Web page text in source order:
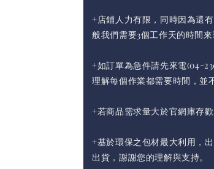
+店鋪人力有限，同時因為還
般我們需要3個工作天的時間來
+如訂單為急件請先來電(04-
理解每個作業都需要時間，並
+若商品需求量大於官網庫存歡
+基於環保之包材最大利用，
出貨，謝謝您的理解與支持。